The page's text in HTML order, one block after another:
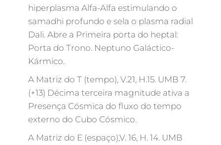
hiperplasma Alfa-Alfa estimulando o
samadhi profundo e sela o plasma radial
Dali. Abre a Primeira porta do heptal:
Porta do Trono. Neptuno Galáctico-
Kármico.
A Matriz do T (tempo), V.21, H.15. UMB 7.
(+13) Décima terceira magnitude ativa a
Presença Cósmica do fluxo do tempo
externo do Cubo Cósmico.
A Matriz do E (espaço),V. 16, H. 14. UMB